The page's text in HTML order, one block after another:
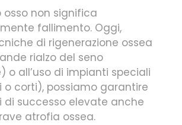
osso non significa
fallimento. Oggi,
di rigenerazione ossea
rialzo del seno
o all’uso di impianti speciali
o corti), possiamo garantire
di successo elevate anche
atrofia ossea.